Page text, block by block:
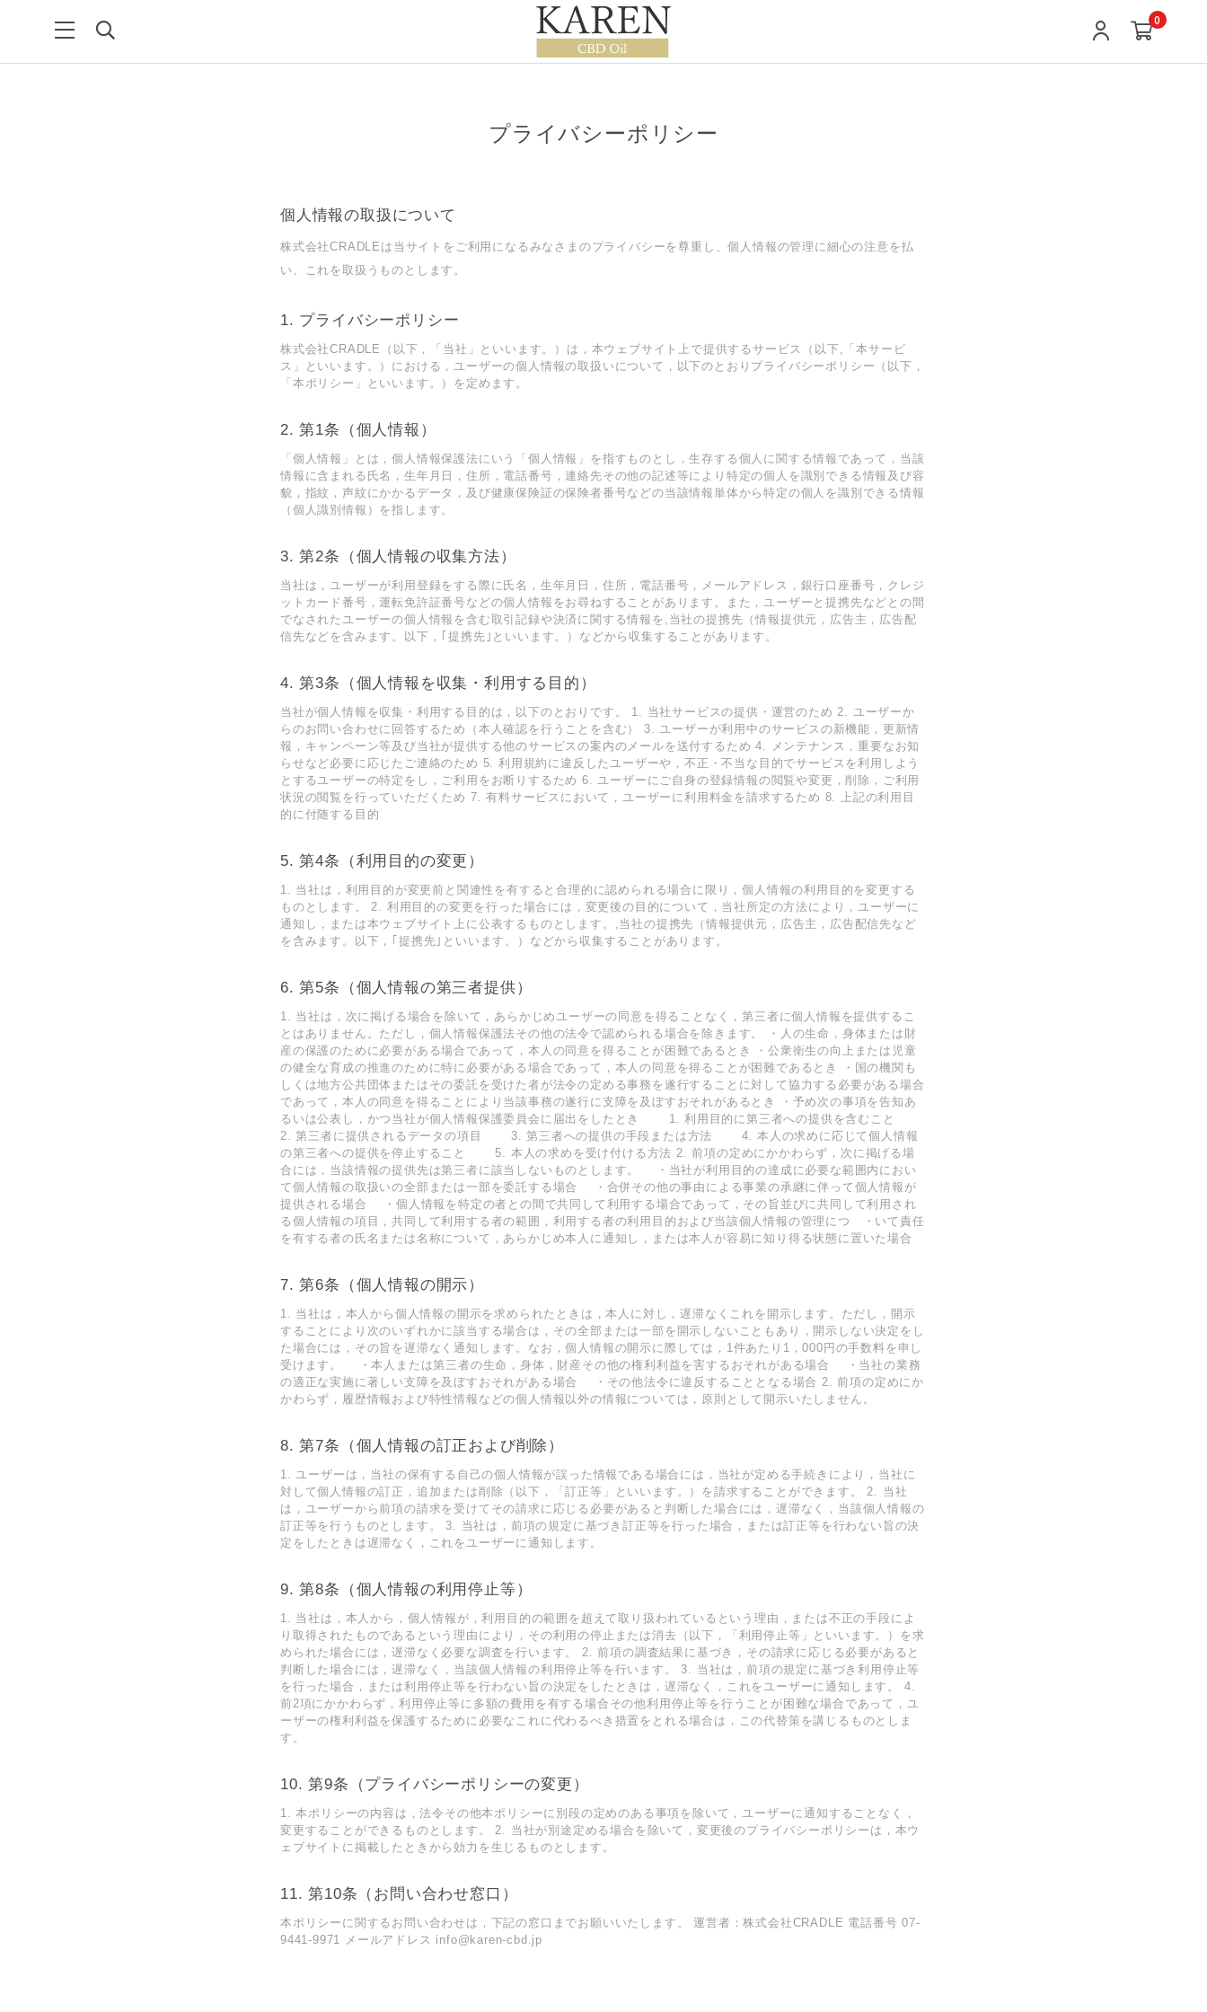
0
プライバシーポリシー
個人情報の取扱について
株式会社CRADLEは当サイトをご利用になるみなさまのプライバシーを尊重し、個人情報の管理に細心の注意を払
い、これを取扱うものとします。
プライバシーポリシー
株式会社CRADLE（以下，「当社」といいます。）は，本ウェブサイト上で提供するサービス（以下,「本サービ
ス」といいます。）における，ユーザーの個人情報の取扱いについて，以下のとおりプライバシーポリシー（以下，
「本ポリシー」といいます。）を定めます。
第1条（個人情報）
「個人情報」とは，個人情報保護法にいう「個人情報」を指すものとし，生存する個人に関する情報であって，当該
情報に含まれる氏名，生年月日，住所，電話番号，連絡先その他の記述等により特定の個人を識別できる情報及び容
貌，指紋，声紋にかかるデータ，及び健康保険証の保険者番号などの当該情報単体から特定の個人を識別できる情報
（個人識別情報）を指します。
第2条（個人情報の収集方法）
当社は，ユーザーが利用登録をする際に氏名，生年月日，住所，電話番号，メールアドレス，銀行口座番号，クレジ
ットカード番号，運転免許証番号などの個人情報をお尋ねすることがあります。また，ユーザーと提携先などとの間
でなされたユーザーの個人情報を含む取引記録や決済に関する情報を,当社の提携先（情報提供元，広告主，広告配
信先などを含みます。以下，｢提携先｣といいます。）などから収集することがあります。
第3条（個人情報を収集・利用する目的）
当社が個人情報を収集・利用する目的は，以下のとおりです。 1. 当社サービスの提供・運営のため 2. ユーザーか
らのお問い合わせに回答するため（本人確認を行うことを含む） 3. ユーザーが利用中のサービスの新機能，更新情
報，キャンペーン等及び当社が提供する他のサービスの案内のメールを送付するため 4. メンテナンス，重要なお知
らせなど必要に応じたご連絡のため 5. 利用規約に違反したユーザーや，不正・不当な目的でサービスを利用しよう
とするユーザーの特定をし，ご利用をお断りするため 6. ユーザーにご自身の登録情報の閲覧や変更，削除，ご利用
状況の閲覧を行っていただくため 7. 有料サービスにおいて，ユーザーに利用料金を請求するため 8. 上記の利用目
的に付随する目的
第4条（利用目的の変更）
1. 当社は，利用目的が変更前と関連性を有すると合理的に認められる場合に限り，個人情報の利用目的を変更する
ものとします。 2. 利用目的の変更を行った場合には，変更後の目的について，当社所定の方法により，ユーザーに
通知し，または本ウェブサイト上に公表するものとします。,当社の提携先（情報提供元，広告主，広告配信先など
を含みます。以下，｢提携先｣といいます。）などから収集することがあります。
第5条（個人情報の第三者提供）
1. 当社は，次に掲げる場合を除いて，あらかじめユーザーの同意を得ることなく，第三者に個人情報を提供するこ
とはありません。ただし，個人情報保護法その他の法令で認められる場合を除きます。 ・人の生命，身体または財
産の保護のために必要がある場合であって，本人の同意を得ることが困難であるとき ・公衆衛生の向上または児童
の健全な育成の推進のために特に必要がある場合であって，本人の同意を得ることが困難であるとき ・国の機関も
しくは地方公共団体またはその委託を受けた者が法令の定める事務を遂行することに対して協力する必要がある場合
であって，本人の同意を得ることにより当該事務の遂行に支障を及ぼすおそれがあるとき ・予め次の事項を告知あ
るいは公表し，かつ当社が個人情報保護委員会に届出をしたとき 1. 利用目的に第三者への提供を含むこと
2. 第三者に提供されるデータの項目 3. 第三者への提供の手段または方法 4. 本人の求めに応じて個人情報
の第三者への提供を停止すること 5. 本人の求めを受け付ける方法 2. 前項の定めにかかわらず，次に掲げる場
合には，当該情報の提供先は第三者に該当しないものとします。 ・当社が利用目的の達成に必要な範囲内におい
て個人情報の取扱いの全部または一部を委託する場合 ・合併その他の事由による事業の承継に伴って個人情報が
提供される場合 ・個人情報を特定の者との間で共同して利用する場合であって，その旨並びに共同して利用され
る個人情報の項目，共同して利用する者の範囲，利用する者の利用目的および当該個人情報の管理につ ・いて責任
を有する者の氏名または名称について，あらかじめ本人に通知し，または本人が容易に知り得る状態に置いた場合
第6条（個人情報の開示）
1. 当社は，本人から個人情報の開示を求められたときは，本人に対し，遅滞なくこれを開示します。ただし，開示
することにより次のいずれかに該当する場合は，その全部または一部を開示しないこともあり，開示しない決定をし
た場合には，その旨を遅滞なく通知します。なお，個人情報の開示に際しては，1件あたり1，000円の手数料を申し
受けます。 ・本人または第三者の生命，身体，財産その他の権利利益を害するおそれがある場合 ・当社の業務
の適正な実施に著しい支障を及ぼすおそれがある場合 ・その他法令に違反することとなる場合 2. 前項の定めにか
かわらず，履歴情報および特性情報などの個人情報以外の情報については，原則として開示いたしません。
第7条（個人情報の訂正および削除）
1. ユーザーは，当社の保有する自己の個人情報が誤った情報である場合には，当社が定める手続きにより，当社に
対して個人情報の訂正，追加または削除（以下，「訂正等」といいます。）を請求することができます。 2. 当社
は，ユーザーから前項の請求を受けてその請求に応じる必要があると判断した場合には，遅滞なく，当該個人情報の
訂正等を行うものとします。 3. 当社は，前項の規定に基づき訂正等を行った場合，または訂正等を行わない旨の決
定をしたときは遅滞なく，これをユーザーに通知します。
第8条（個人情報の利用停止等）
1. 当社は，本人から，個人情報が，利用目的の範囲を超えて取り扱われているという理由，または不正の手段によ
り取得されたものであるという理由により，その利用の停止または消去（以下，「利用停止等」といいます。）を求
められた場合には，遅滞なく必要な調査を行います。 2. 前項の調査結果に基づき，その請求に応じる必要があると
判断した場合には，遅滞なく，当該個人情報の利用停止等を行います。 3. 当社は，前項の規定に基づき利用停止等
を行った場合，または利用停止等を行わない旨の決定をしたときは，遅滞なく，これをユーザーに通知します。 4.
前2項にかかわらず，利用停止等に多額の費用を有する場合その他利用停止等を行うことが困難な場合であって，ユ
ーザーの権利利益を保護するために必要なこれに代わるべき措置をとれる場合は，この代替策を講じるものとしま
す。
第9条（プライバシーポリシーの変更）
1. 本ポリシーの内容は，法令その他本ポリシーに別段の定めのある事項を除いて，ユーザーに通知することなく，
変更することができるものとします。 2. 当社が別途定める場合を除いて，変更後のプライバシーポリシーは，本ウ
ェブサイトに掲載したときから効力を生じるものとします。
第10条（お問い合わせ窓口）
本ポリシーに関するお問い合わせは，下記の窓口までお願いいたします。 運営者：株式会社CRADLE 電話番号 07-
9441-9971 メールアドレス info@karen-cbd.jp